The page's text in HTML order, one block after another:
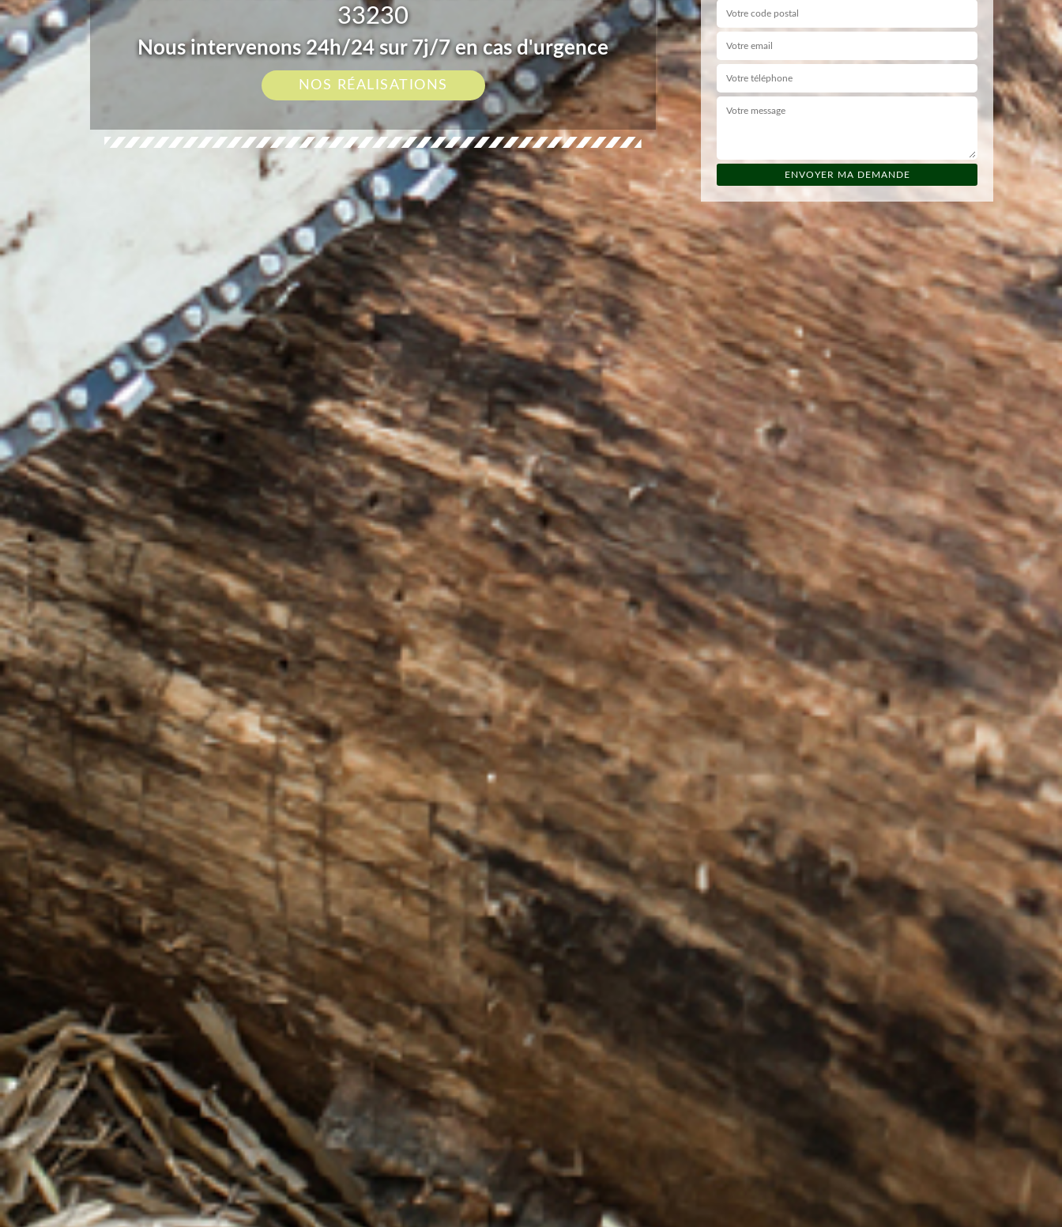
33230
Nous intervenons 24h/24 sur 7j/7 en cas d'urgence
NOS RÉALISATIONS